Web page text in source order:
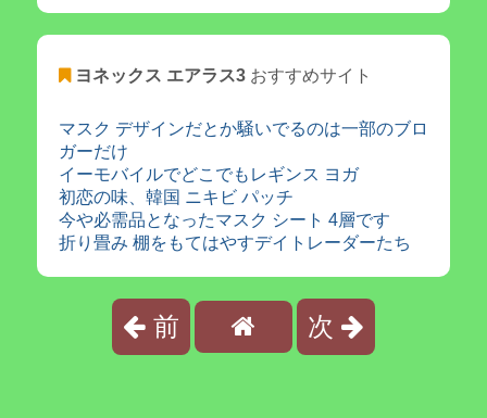
ヨネックス エアラス3おすすめサイト
マスク デザインだとか騒いでるのは一部のブロ
ガーだけ
イーモバイルでどこでもレギンス ヨガ
初恋の味、韓国 ニキビ パッチ
今や必需品となったマスク シート 4層です
折り畳み 棚をもてはやすデイトレーダーたち
前 次